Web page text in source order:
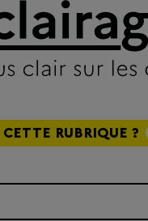
RUBRIQUE ?